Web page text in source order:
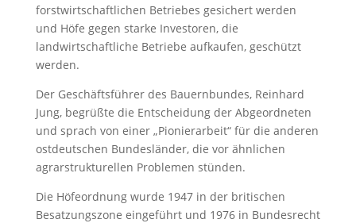
forstwirtschaftlichen Betriebes gesichert werden
und Höfe gegen starke Investoren, die
landwirtschaftliche Betriebe aufkaufen, geschützt
werden.
Der Geschäftsführer des Bauernbundes, Reinhard
Jung, begrüßte die Entscheidung der Abgeordneten
und sprach von einer „Pionierarbeit“ für die anderen
ostdeutschen Bundesländer, die vor ähnlichen
agrarstrukturellen Problemen stünden.
Die Höfeordnung wurde 1947 in der britischen
Besatzungszone eingeführt und 1976 in Bundesrecht